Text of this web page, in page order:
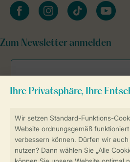
Sicher und schnell zur
Sichere Datenübertragung
facebookinstagramtiktok youtube
Zum Newsletter anmelden